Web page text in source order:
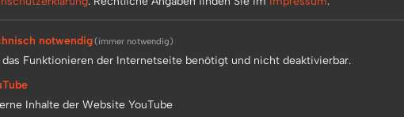
Redaktion: Roland Noe und Manuela Kühn
notwendig(immer notwendig)
das Funktionieren der Internetseite benötigt und nicht deaktivierbar.
Inhalte der Website YouTube